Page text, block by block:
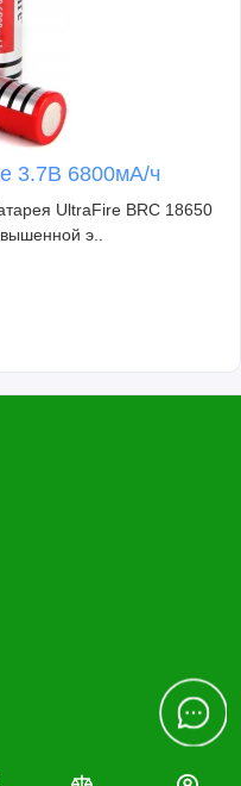
3.7В 6800мА/ч
UltraFire BRC 18650
э..